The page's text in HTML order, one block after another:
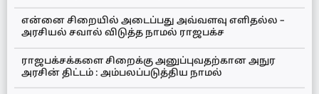
என்னை சிறையில் அடைப்பது அவ்வளவு எளிதல்ல –
அரசியல் சவால் விடுத்த நாமல் ராஜபக்ச
ராஜபக்சக்களை சிறைக்கு அனுப்புவதற்கான அநுர
அரசின் திட்டம் : அம்பலப்படுத்திய நாமல்